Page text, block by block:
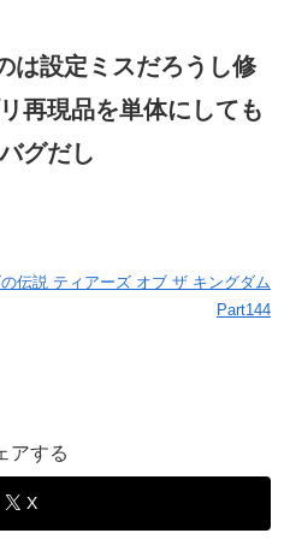
は設定ミスだろうし修
再現品を単体にしても
グだし
伝説 ティアーズ オブ ザ キングダム
Part144
アする
X